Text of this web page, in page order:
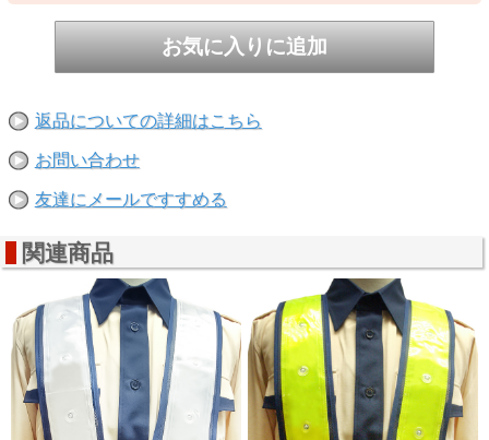
返品についての詳細はこちら
お問い合わせ
友達にメールですすめる
関連商品